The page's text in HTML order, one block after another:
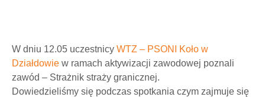
W dniu 12.05 uczestnicy WTZ – PSONI Koło w
Działdowie w ramach aktywizacji zawodowej poznali
zawód – Strażnik straży granicznej.
Dowiedzieliśmy się podczas spotkania czym zajmuje się